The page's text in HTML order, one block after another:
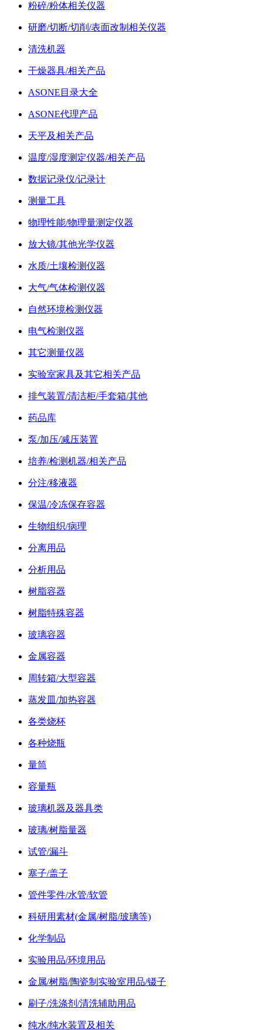
粉碎/粉体相关仪器
研磨/切断/切削/表面改制相关仪器
清洗机器
干燥器具/相关产品
ASONE目录大全
ASONE代理产品
天平及相关产品
温度/湿度测定仪器/相关产品
数据记录仪/记录计
测量工具
物理性能/物理量测定仪器
放大镜/其他光学仪器
水质/土壤检测仪器
大气/气体检测仪器
自然环境检测仪器
电气检测仪器
其它测量仪器
实验室家具及其它相关产品
排气装置/清洁柜/手套箱/其他
药品库
泵/加压/减压装置
培养/检测机器/相关产品
分注/移液器
保温/冷冻保存容器
生物组织/病理
分离用品
分析用品
树脂容器
树脂特殊容器
玻璃容器
金属容器
周转箱/大型容器
蒸发皿/加热容器
各类烧杯
各种烧瓶
量筒
容量瓶
玻璃机器及器具类
玻璃/树脂量器
试管/漏斗
塞子/盖子
管件零件/水管/软管
科研用素材(金属/树脂/玻璃等)
化学制品
实验用品/环境用品
金属/树脂/陶瓷制实验室用品/镊子
刷子/洗涤剂/清洗辅助用品
纯水/纯水装置及相关